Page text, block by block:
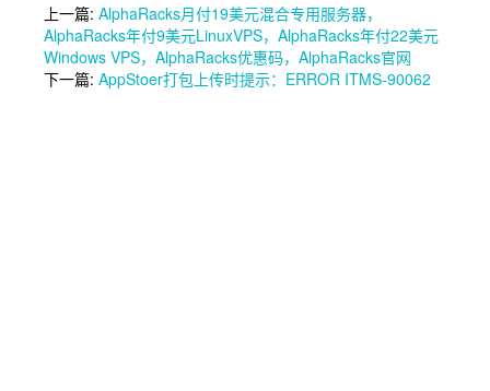
上一篇: AlphaRacks月付19美元混合专用服务器，
AlphaRacks年付9美元LinuxVPS，AlphaRacks年付22美元
Windows VPS，AlphaRacks优惠码，AlphaRacks官网
下一篇: AppStoer打包上传时提示：ERROR ITMS-90062